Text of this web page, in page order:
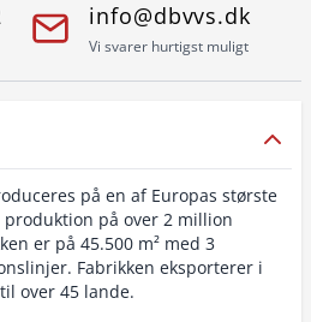
info@dbvvs.dk
Vi svarer hurtigst muligt
på en af Europas største
på over 2 million
er på 45.500 m² med 3
Fabrikken eksporterer i
over 45 lande.